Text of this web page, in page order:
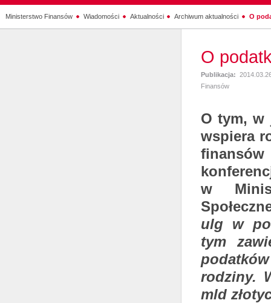
Ministerstwo Finansów Wiadomości Aktualności Archiwum aktualności O
O
Publikacja:
Finansów
O tym, w
wspiera
w
ulg w
tym
rodziny.
mld